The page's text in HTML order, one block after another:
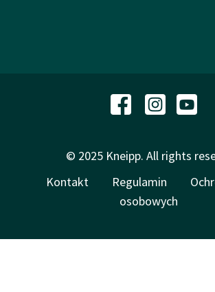
© 2025 Kneipp. All rights
Kontakt
Regulamin
osobowych